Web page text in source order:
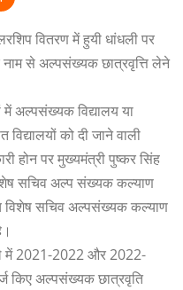
वितरण में हुयी धांधली पर
से अल्पसंख्यक छात्रवृत्ति लेने
अल्पसंख्यक विद्यालय या
विद्यालयों को दी जाने वाली
होन पर मुख्यमंत्री पुष्कर सिंह
सचिव अल्प संख्यक कल्याण
विशेष सचिव अल्पसंख्यक कल्याण
में 2021-2022 और 2022-
किए अल्पसंख्यक छात्रवृति